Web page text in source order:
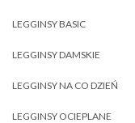
LEGGINSY BASIC
LEGGINSY DAMSKIE
LEGGINSY NA CO DZIEŃ
LEGGINSY OCIEPLANE